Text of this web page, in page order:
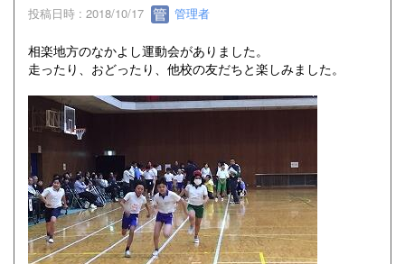
投稿日時 : 2018/10/17 管理者
相楽地方のなかよし運動会がありました。
走ったり、おどったり、他校の友だちと楽しみました。